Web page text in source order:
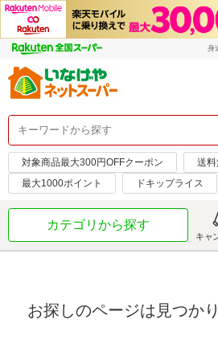
身
対象商品最大300円OFFクーポン 送
最大1000ポイント
ドキップライス
カテゴリから探す
キャ
お探しのページは見つか